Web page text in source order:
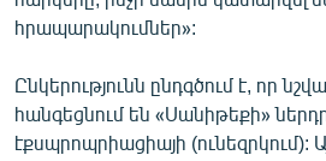
հրապարակումներ»:
Ընկերությունն ընդգծում է, որ
հանգեցնում են «Սանիթեքի»
էքսպրոպրիացիայի (ունեզրկում):